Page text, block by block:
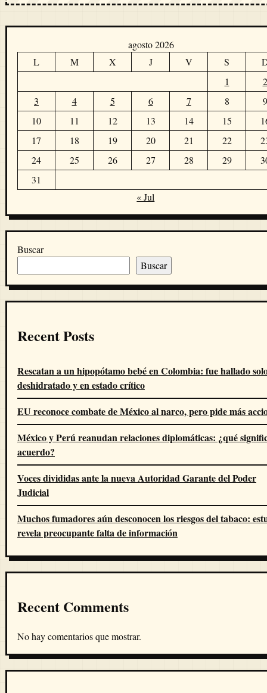
agosto 2026
L
M X J V S
1
2
3
4 5 6 7 8
9
10
11 12 13 14 15
17
18 19 20 21 22
24
25 26 27 28 29
31
« Jul
Buscar
Buscar
Recent Posts
Rescatan a un hipopótamo bebé en Colombia: fue hallado
deshidratado y en estado crítico
EU reconoce combate de México al narco, pero pide más
México y Perú reanudan relaciones diplomáticas: ¿qué
acuerdo?
Voces divididas ante la nueva Autoridad Garante del Poder
Judicial
Muchos fumadores aún desconocen los riesgos del tabaco:
revela preocupante falta de información
Recent Comments
No hay comentarios que mostrar.